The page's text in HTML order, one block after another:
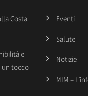
Costa
e
un tocco
Eventi
Salute
Notizie
MIM –